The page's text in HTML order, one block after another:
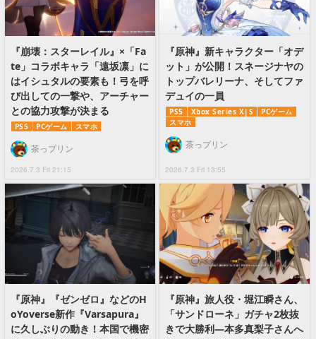
『崩壊：スターレイル』×「Fa
te」コラボキャラ「遠坂凛」に
はイシュタルの要素も！弓を呼
び出しての一撃や、アーチャー
との協力攻撃が決まる
PS5 PCゲーム スマホ
2026.7.3 Fri 21:15
茶っプリン
『原神』新キャラクター「オデ
ット」が公開！スネージナヤの
トップバレリーナ、そしてファ
デュイの一員
PS5 Xbox Series X|S
PCゲーム
スマホ
2026.7.3 Fri 13:55
茶っプリン
『原神』『ゼンゼロ』などのH
oYoverse新作『Varsapura』
に久しぶりの動き！本国で機密
『原神』旅人役・堀江瞬さん、
「サンドローネ」ガチャ2枚抜
きで大勝利―本多真梨子さんへ